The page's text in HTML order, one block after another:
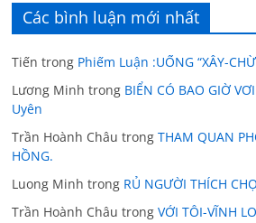
Các bình luận mới nhất
Tiến trong Phiếm Luận :UỐNG “XÂY-
Lương Minh trong BIỂN CÓ BAO GIỜ
Uyên
Trần Hoành Châu trongTHAM QUAN
HỒNG.
Luong Minh trong RỦ NGƯỜI THÍCH
Trần Hoành Châu trongVỚI TÔI-VĨNH